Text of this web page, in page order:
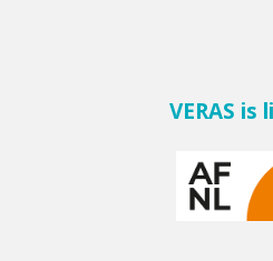
VERAS is